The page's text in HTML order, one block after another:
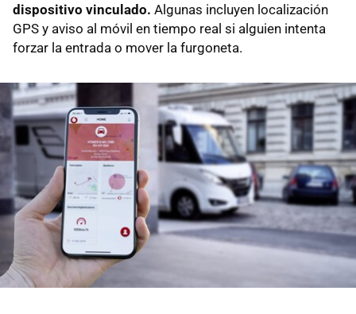
dispositivo vinculado. Algunas incluyen localización
GPS y aviso al móvil en tiempo real si alguien intenta
forzar la entrada o mover la furgoneta.